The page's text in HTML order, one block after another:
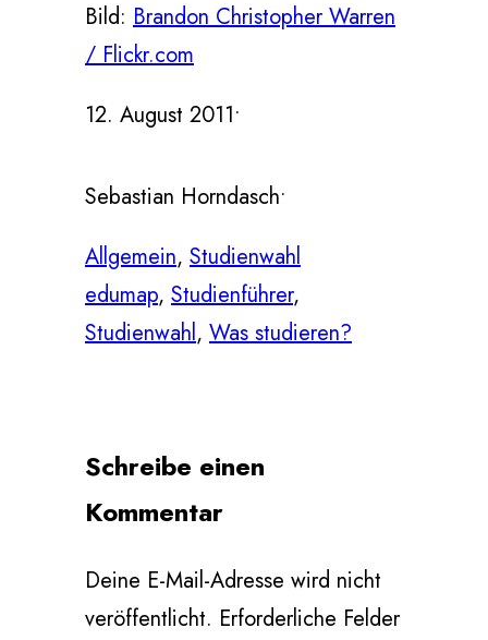
Bild: Brandon Christopher Warren
/ Flickr.com
12. August 2011•
Sebastian Horndasch•
Allgemein, Studienwahl
edumap, Studienführer
Studienwahl, Was studieren?
Schreibe einen
Kommentar
Deine E-Mail-Adresse wird nicht
veröffentlicht. Erforderliche Felder